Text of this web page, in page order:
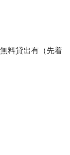
料貸出有（先着